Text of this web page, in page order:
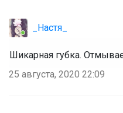
_Настя_
Шикарная губка.
25 августа, 2020 22:09